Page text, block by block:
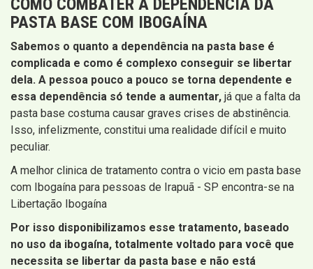
COMO COMBATER A DEPENDÊNCIA DA
PASTA BASE COM IBOGAÍNA
Sabemos o quanto a dependência na pasta base é
complicada e como é complexo conseguir se libertar
dela. A pessoa pouco a pouco se torna dependente e
essa dependência só tende a aumentar, já que a falta da
pasta base costuma causar graves crises de abstinência.
Isso, infelizmente, constitui uma realidade difícil e muito
peculiar.
A melhor clinica de tratamento contra o vicio em pasta base
com Ibogaína para pessoas de Irapuã - SP encontra-se na
Libertação Ibogaína
Por isso disponibilizamos esse tratamento, baseado
no uso da ibogaína, totalmente voltado para você que
necessita se libertar da pasta base e não está